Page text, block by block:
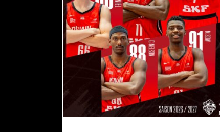
CINQ DRAGONS CONTINUENT L’AVENTURE POUR
LA SAISON 2026-2027 !
actualités pro b